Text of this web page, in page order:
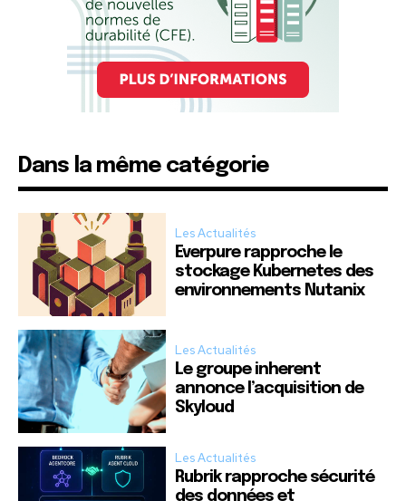
Dans la même catégorie
Les Actualités
Everpure rapproche le
stockage Kubernetes des
environnements Nutanix
Les Actualités
Le groupe inherent
annonce l’acquisition de
Skyloud
Les Actualités
Rubrik rapproche sécurité
des données et